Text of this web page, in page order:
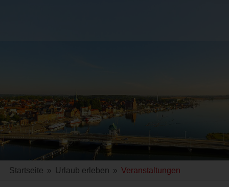
Startseite » Urlaub erleben » Veranstaltungen